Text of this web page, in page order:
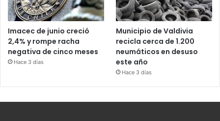
Imacec de junio creció
2,4% y rompe racha
negativa de cinco meses
Hace 3 días
Municipio de Valdivia
recicla cerca de 1.200
neumáticos en desuso
este año
Hace 3 días